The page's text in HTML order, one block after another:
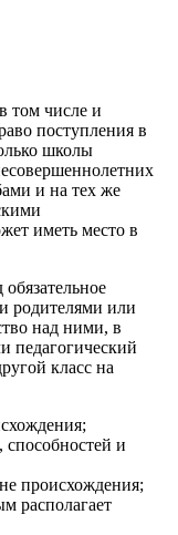
том числе и
поступления в
школы
и на тех же
иметь место в
родителями или
над ними, в
педагогический
класс на
способностей и
происхождения;
располагает